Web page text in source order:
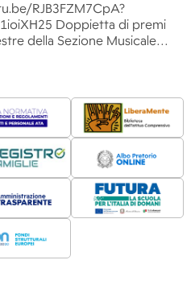
RJB3FZM7CpA?
Doppietta di premi
della Sezione Musicale…